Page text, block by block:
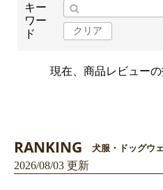
キー
ワー
ド
クリア
現在、商品レビューの
RANKING 犬服・ドッグウ
2026/08/03 更新